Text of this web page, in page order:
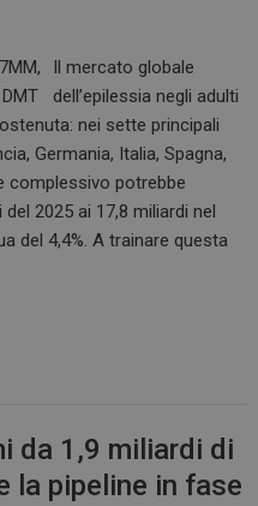
Il mercato globale
dell’epilessia negli adulti
nei sette principali
Germania, Italia, Spagna,
complessivo potrebbe
2025 ai 17,8 miliardi nel
del 4,4%. A trainare questa
da 1,9 miliardi di
la pipeline in fase